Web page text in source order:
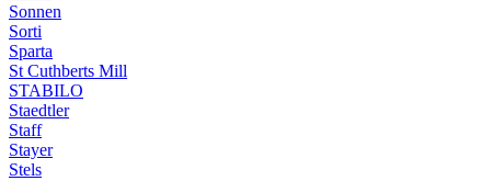
Sonnen
Sorti
Sparta
St Cuthberts Mill
STABILO
Staedtler
Staff
Stayer
Stels